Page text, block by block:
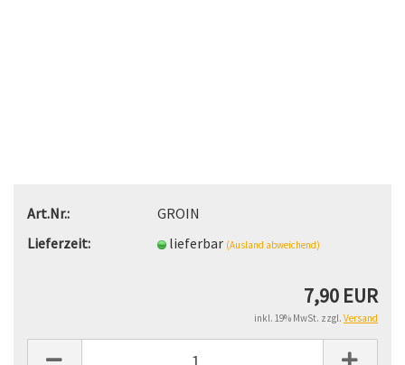
Art.Nr.:
GROIN
Lieferzeit:
lieferbar (Ausland abweichend)
7,90 EUR
inkl. 19% MwSt. zzgl. Versand